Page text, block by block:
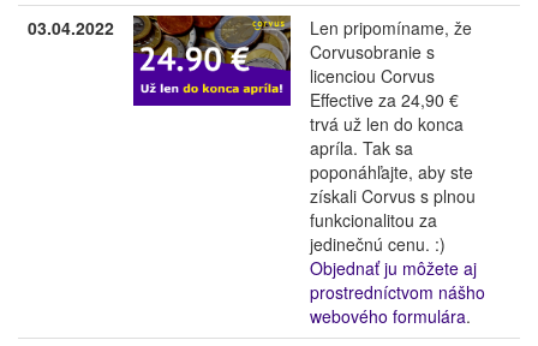
03.04.2022
Len pripomíname, že
Corvusobranie s
licenciou Corvus
Effective za 24,90 €
trvá už len do konca
apríla. Tak sa
poponáhľajte, aby ste
získali Corvus s plnou
funkcionalitou za
jedinečnú cenu. :)
Objednať ju môžete aj
prostredníctvom nášho
webového formulára.